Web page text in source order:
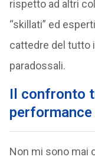
rispetto ad altri
“skillati” ed
cattedre del tutto
paradossali.
Il confronto
Non mi sono mai